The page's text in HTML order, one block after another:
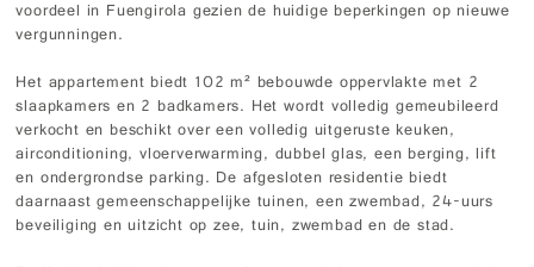
voordeel in Fuengirola gezien de huidige beperkingen op nieuwe
vergunningen.
Het appartement biedt 102 m² bebouwde oppervlakte met 2
slaapkamers en 2 badkamers. Het wordt volledig gemeubileerd
verkocht en beschikt over een volledig uitgeruste keuken,
airconditioning, vloerverwarming, dubbel glas, een berging, lift
en ondergrondse parking. De afgesloten residentie biedt
daarnaast gemeenschappelijke tuinen, een zwembad, 24-uurs
beveiliging en uitzicht op zee, tuin, zwembad en de stad.